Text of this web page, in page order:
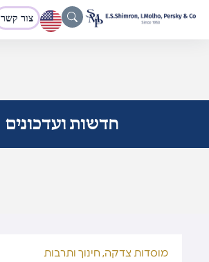
צור קשר
חדשות ועדכונים
מוסדות צדקה, חינוך ותרבות